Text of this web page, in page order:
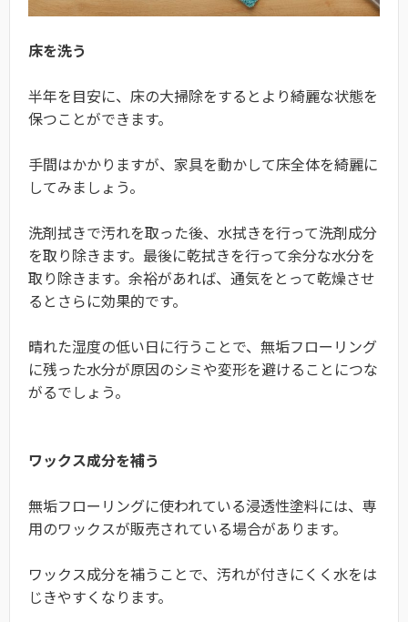
床を洗う
半年を目安に、床の大掃除をするとより綺麗な状態を
保つことができます。
手間はかかりますが、家具を動かして床全体を綺麗に
してみましょう。
洗剤拭きで汚れを取った後、水拭きを行って洗剤成分
を取り除きます。最後に乾拭きを行って余分な水分を
取り除きます。余裕があれば、通気をとって乾燥させ
るとさらに効果的です。
晴れた湿度の低い日に行うことで、無垢フローリング
に残った水分が原因のシミや変形を避けることにつな
がるでしょう。
ワックス成分を補う
無垢フローリングに使われている浸透性塗料には、専
用のワックスが販売されている場合があります。
ワックス成分を補うことで、汚れが付きにくく水をは
じきやすくなります。